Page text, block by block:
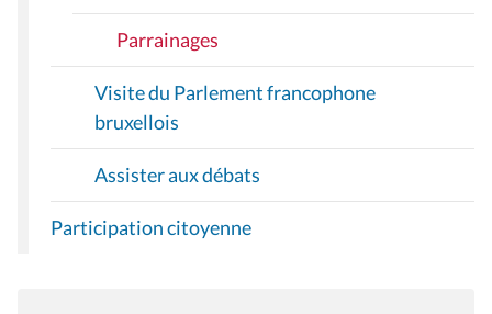
Parrainages
Visite du Parlement francophone
bruxellois
Assister aux débats
Participation citoyenne